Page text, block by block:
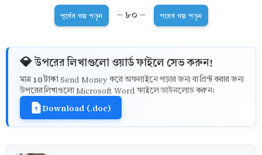
পূর্বের গল্প পড়ুন - ৮০ - পরের গল্প পড়ুন
💎 উপরের লিখাগুলো ওয়ার্ড ফাইলে সেভ করুন!
মাত্র 10 টাকাSend Money করে অফলাইনে পড়ার জন্য বা প্রিন্ট করার জন্য
উপরের লিখাগুলো Microsoft Word ফাইলে ডাউনলোড করুন।
Download (.doc)